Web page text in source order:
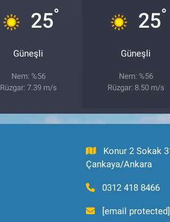
25°
Güneşli
Nem: %56
Rüzgar: 7.39 m/s
25°
Güneşli
Nem: %56
Rüzgar: 8.50 m/s
Konur 2 Sokak
Çankaya/Ankara
0312 418 8466
[email protected]